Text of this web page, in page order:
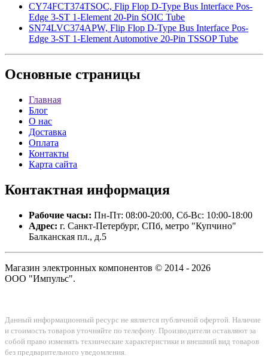
CY74FCT374TSOC, Flip Flop D-Type Bus Interface Pos-
Edge 3-ST 1-Element 20-Pin SOIC Tube
SN74LVC374APW, Flip Flop D-Type Bus Interface Pos-
Edge 3-ST 1-Element Automotive 20-Pin TSSOP Tube
Основные страницы
Главная
Блог
О нас
Доставка
Оплата
Контакты
Карта сайта
Контактная информация
Рабочие часы: Пн-Пт: 08:00-20:00, Сб-Вс: 10:00-18:00
Адрес: г. Санкт-Петербург, СПб, метро "Купчино"
Балканская пл., д.5
Магазин электронных компонентов © 2014 - 2026
ООО "Импульс".
Данный информационный ресурс не является публичной офертой. Наличие
и стоимость товаров уточняйте по телефону. Производители оставляют за
собой право изменять технические характеристики и внешний вид товаров
без предварительного уведомления.